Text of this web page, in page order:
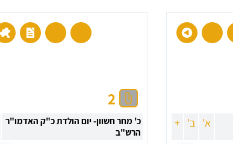
א' ב' +
2
כ' מחר חשוון- יום הולדת כ"ק האדמו"ר
הרש"ב